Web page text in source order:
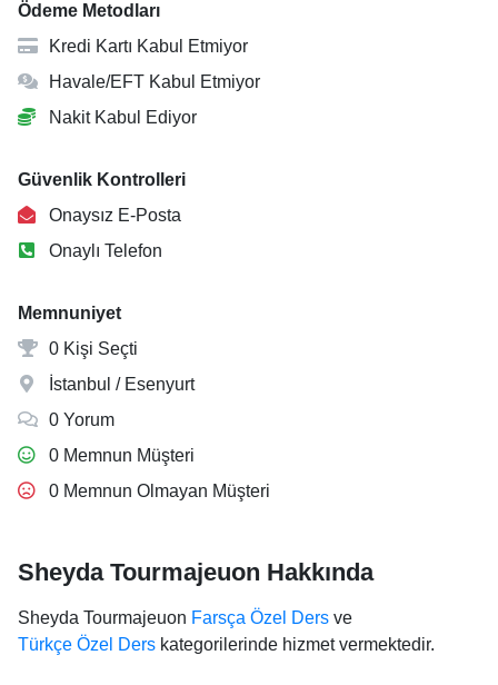
Ödeme Metodları
Kredi Kartı Kabul Etmiyor
Havale/EFT Kabul Etmiyor
Nakit Kabul Ediyor
Güvenlik Kontrolleri
Onaysız E-Posta
Onaylı Telefon
Memnuniyet
0 Kişi Seçti
İstanbul / Esenyurt
0 Yorum
0 Memnun Müşteri
0 Memnun Olmayan Müşteri
Sheyda Tourmajeuon Hakkında
Sheyda Tourmajeuon Farsça Özel Ders ve
Türkçe Özel Ders kategorilerinde hizmet vermektedir.